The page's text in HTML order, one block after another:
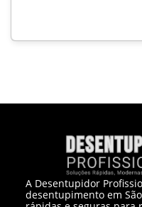
A Desentupidor
desentupimento em